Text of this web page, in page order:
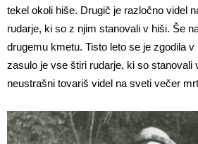
tekel okoli hiše. Drugič je razločno videl
rudarje, ki so z njim stanovali v hiši. Še
drugemu kmetu. Tisto leto se je zgodila
zasulo je vse štiri rudarje, ki so stanovali
neustrašni tovariš videl na sveti večer